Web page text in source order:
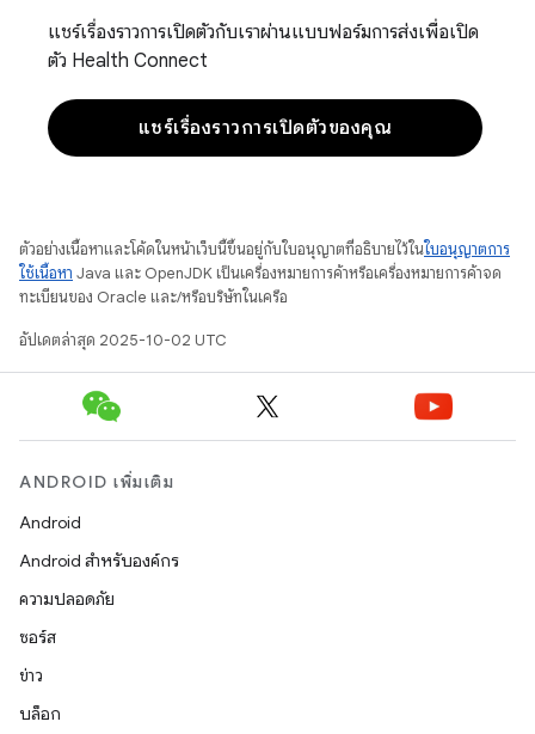
แชร์เรื่องราวการเปิดตัวกับเราผ่านแบบฟอร์มการส่งเพื่อเปิด
ตัว Health Connect
แชร์เรื่องราวการเปิดตัวของคุณ
ตัวอย่างเนื้อหาและโค้ดในหน้าเว็บนี้ขึ้นอยู่กับใบอนุญาตที่อธิบายไว้ในใบอนุญาตการ
ใช้เนื้อหา Java และ OpenJDK เป็นเครื่องหมายการค้าหรือเครื่องหมายการค้าจด
ทะเบียนของ Oracle และ/หรือบริษัทในเครือ
อัปเดตล่าสุด 2025-10-02 UTC
ANDROID เพิ่มเติม
Android
Android สำหรับองค์กร
ความปลอดภัย
ซอร์ส
ข่าว
บล็อก